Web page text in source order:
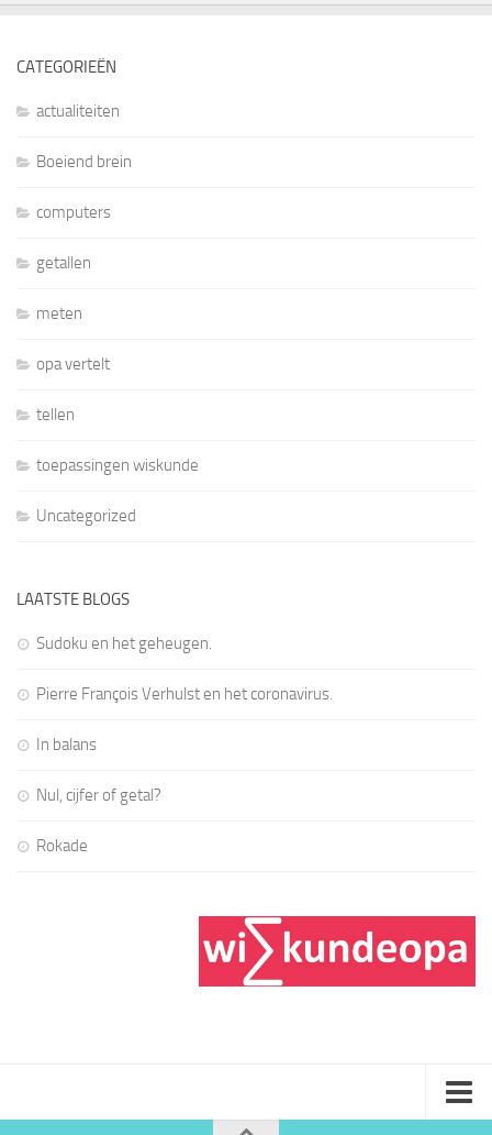
CATEGORIEËN
actualiteiten
Boeiend brein
computers
getallen
meten
opa vertelt
tellen
toepassingen wiskunde
Uncategorized
LAATSTE BLOGS
Sudoku en het geheugen.
Pierre François Verhulst en het coronavirus.
In balans
Nul, cijfer of getal?
Rokade